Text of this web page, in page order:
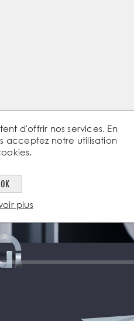
d'offrir nos services. En
acceptez notre utilisation
OK
plus